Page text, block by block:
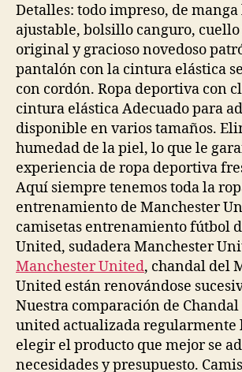
Detalles: todo impreso, de
ajustable, bolsillo canguro,
original y gracioso novedoso
pantalón con la cintura elástica
con cordón. Ropa deportiva con
cintura elástica Adecuado para
disponible en varios tamaños.
humedad de la piel, lo que le
experiencia de ropa deportiva
Aquí siempre tenemos toda la
entrenamiento de Manchester
camisetas entrenamiento fútbol
United, sudadera Manchester
Manchester United, chandal del
United están renovándose
Nuestra comparación de
united actualizada regularmente
elegir el producto que mejor se
necesidades y presupuesto.